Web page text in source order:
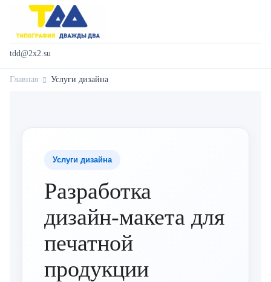
tdd@2x2.su
Главная Услуги дизайна
Услуги дизайна
Разработка
дизайн-макета для
печатной
продукции